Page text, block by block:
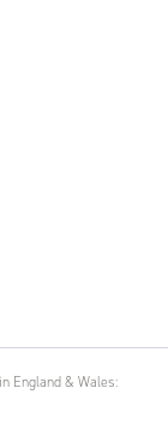
England & Wales: